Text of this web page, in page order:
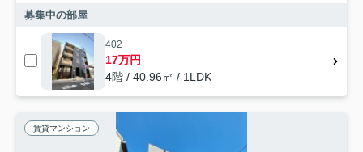
募集中の部屋
402
17万円
4階 / 40.96㎡ / 1LDK
賃貸マンション